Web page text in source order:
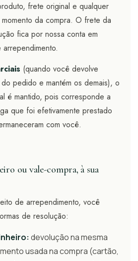
frete original e qualquer
da compra. O frete da
fica por nossa conta em
(quando você devolve
pedido e mantém os demais), o
é mantido, pois corresponde a
que foi efetivamente prestado
com você.
ou vale-compra, à sua
de arrependimento, você
de resolução:
devolução na mesma
usada na compra (cartão,